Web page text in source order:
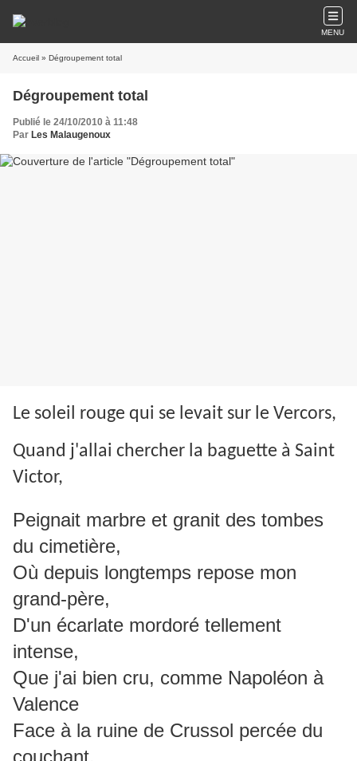
MENU
Accueil » Dégroupement total
Dégroupement total
Publié le 24/10/2010 à 11:48
Par Les Malaugenoux
Le soleil rouge qui se levait sur le Vercors,
Quand j'allai chercher la baguette à Saint
Victor,
Peignait marbre et granit des tombes
du cimetière,
Où depuis longtemps repose mon
grand-père,
D'un écarlate mordoré tellement
intense,
Que j'ai bien cru, comme Napoléon à
Valence
Face à la ruine de Crussol percée du
couchant,